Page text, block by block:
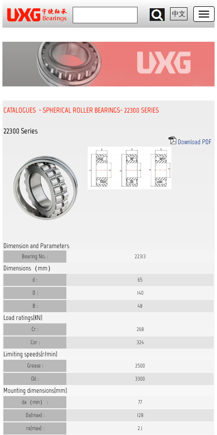
中文
CATALOGUES -SPHERICAL ROLLER BEARINGS-22300 SERIES
22300 Series
Download PDF
Dimension and Parameters
Bearing No. : 22313
Dimensions（mm）
d :
65
D :
140
B :
48
Load ratings(KN)
Cr :
268
Cor :
324
Limiting speeds(r/min)
Grease :
2500
Oil :
3300
Mounting dimensions(mm)
da（min） :
77
Da(max) :
128
ra(max) :
2.1